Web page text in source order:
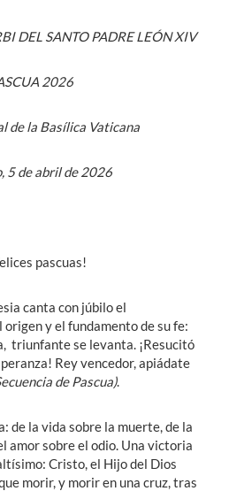
DEL SANTO PADRE LEÓN XIV
2026
de la Basílica Vaticana
5 de abril de 2026
pascuas!
canta con júbilo el
y el fundamento de su fe:
triunfante se levanta. ¡Resucitó
Rey vencedor, apiádate
de Pascua).
de la vida sobre la muerte, de la
amor sobre el odio. Una victoria
Cristo, el Hijo del Dios
morir, y morir en una cruz, tras